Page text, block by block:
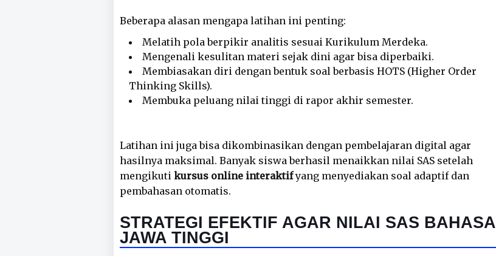
Beberapa alasan mengapa latihan ini penting:
Melatih pola berpikir analitis sesuai Kurikulum Merdeka.
Mengenali kesulitan materi sejak dini agar bisa diperbaiki.
Membiasakan diri dengan bentuk soal berbasis HOTS (Higher Order
Thinking Skills).
Membuka peluang nilai tinggi di rapor akhir semester.
Latihan ini juga bisa dikombinasikan dengan pembelajaran digital agar
hasilnya maksimal. Banyak siswa berhasil menaikkan nilai SAS setelah
mengikuti kursus online interaktifyang menyediakan soal adaptif dan
pembahasan otomatis.
STRATEGI EFEKTIF AGAR NILAI SAS BAHASA
JAWA TINGGI